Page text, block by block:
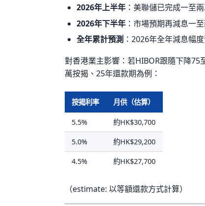
2026年上半年 ：美聯儲已完成一至
2026年下半年 ：市場預期再減息一
全年累計預測 ：2026年全年減息幅
對香港業主影響：若HIBOR跟隨下降
萬按揭、25年還款期為例：
按揭利率 月供（估算）
5.5% 約HK$30,700
5.0% 約HK$29,200
4.5% 約HK$27,700
（estimate: 以等額還款方式計算）